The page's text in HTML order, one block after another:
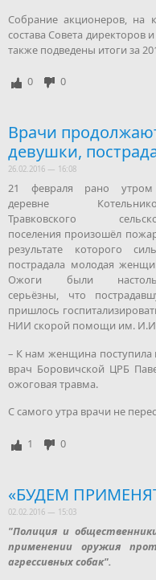
Собрание акционеров, на
состава Совета директоров
также подведены итоги за
0 0
Врачи
девушки,
26.02.2016 — 16:08
21 февраля рано
деревне
Травковского
поселения произошёл
результате которого
пострадала молодая
Ожоги были
серьёзны, что
пришлось
НИИ скорой помощи им. И.И.
– К нам женщина поступила
врач Боровичской ЦРБ
ожоговая травма.
С самого утра врачи не
1 0
«БУДЕМ
02.02.2016 — 15:03
"Полиция и
применении оружия
агрессивных собак".